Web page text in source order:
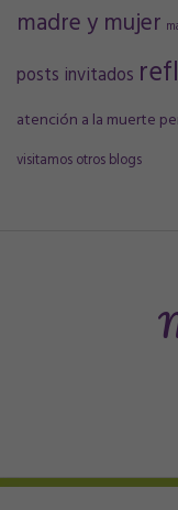
madre y mujer
posts invitados
atención a la muerte
visitamos otros blogs